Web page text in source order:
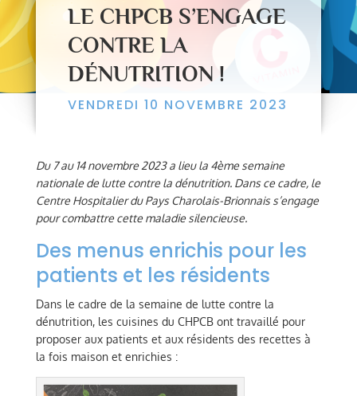
LE CHPCB S’ENGAGE
CONTRE LA
DÉNUTRITION !
VENDREDI 10 NOVEMBRE 2023
Du 7 au 14 novembre 2023 a lieu la 4ème semaine
nationale de lutte contre la dénutrition. Dans ce cadre, le
Centre Hospitalier du Pays Charolais-Brionnais s’engage
pour combattre cette maladie silencieuse.
Des menus enrichis pour les
patients et les résidents
Dans le cadre de la semaine de lutte contre la
dénutrition, les cuisines du CHPCB ont travaillé pour
proposer aux patients et aux résidents des recettes à
la fois maison et enrichies :